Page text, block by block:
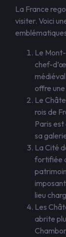
La France
visiter. Voici
Le
chef-
offre
Le
rois de
Paris
sa
La Cité
fortifiée
lieu
Les
abrite